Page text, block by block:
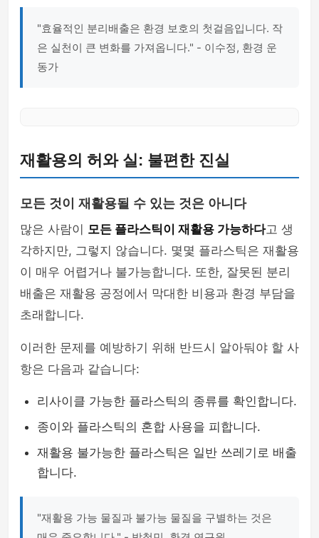
"효율적인 분리배출은 환경 보호의 첫걸음입니다. 작
은 실천이 큰 변화를 가져옵니다." - 이수정, 환경 운
동가
재활용의 허와 실: 불편한 진실
모든 것이 재활용될 수 있는 것은 아니다
많은 사람이 모든 플라스틱이 재활용 가능하다고 생
각하지만, 그렇지 않습니다. 몇몇 플라스틱은 재활용
이 매우 어렵거나 불가능합니다. 또한, 잘못된 분리
배출은 재활용 공정에서 막대한 비용과 환경 부담을
초래합니다.
이러한 문제를 예방하기 위해 반드시 알아둬야 할 사
항은 다음과 같습니다:
리사이클 가능한 플라스틱의 종류를 확인합니다.
종이와 플라스틱의 혼합 사용을 피합니다.
재활용 불가능한 플라스틱은 일반 쓰레기로 배출
합니다.
"재활용 가능 물질과 불가능 물질을 구별하는 것은